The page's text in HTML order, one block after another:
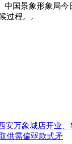
景象形象局今
过程。。
安万象城店开业、
供需偏弱款式矛